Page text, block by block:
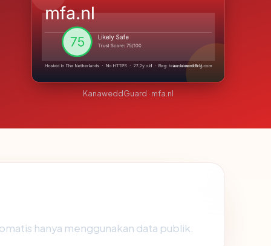
KanaweddGuard · mfa.nl
hanya menggunakan data publik.